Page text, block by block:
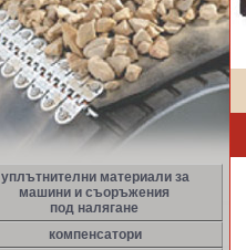
уплътнителни материали за
машини и съоръжения
под налягане
компенсатори